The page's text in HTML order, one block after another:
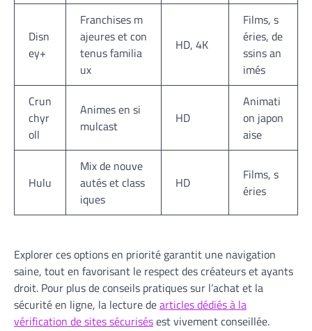
Disn
ey+
Franchises m
ajeures et con
tenus familia
ux
HD, 4K
Films, s
éries, de
ssins an
imés
Crun
chyr
oll
Animes en si
mulcast
HD
Animati
on japon
aise
Hulu
Mix de nouve
autés et class
iques
HD
Films, s
éries
Explorer ces options en priorité garantit une navigation
saine, tout en favorisant le respect des créateurs et ayants
droit. Pour plus de conseils pratiques sur l’achat et la
sécurité en ligne, la lecture dearticles dédiés à la
vérification de sites sécurisésest vivement conseillée.